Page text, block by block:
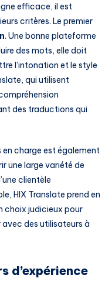
efficace, il est
critères. Le premier
. Une bonne plateforme
des mots, elle doit
l’intonation et le style
qui utilisent
des traductions qui
en charge est également
une large variété de
clientèle
HIX Translate prend en
choix judicieux pour
des utilisateurs à
d’expérience